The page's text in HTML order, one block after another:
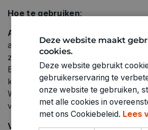
Hoe te gebruiken:
Achtergrond
alle niet-absorberende
zich anders gedragen, afhankelijk
Bijvoorbeeld niet-absorberend
keramiek, glas, kunststof en vele
Wij adviseren u daarom om
voeren op de gewenste
Voorbereiding: Bedek het
Deze website maakt
cookies.
Deze website gebruikt
gebruikerservaring te
onze website te gebruiken,
met alle cookies in
met ons Cookiebeleid. Lees